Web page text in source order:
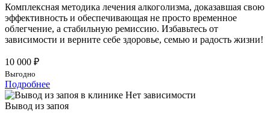
Комплексная методика лечения алкоголизма, доказавшая свою
эффективность и обеспечивающая не просто временное
облегчение, а стабильную ремиссию. Избавьтесь от
зависимости и верните себе здоровье, семью и радость жизни!
10 000 ₽
Выгодно
Подробнее
Вывод из запоя